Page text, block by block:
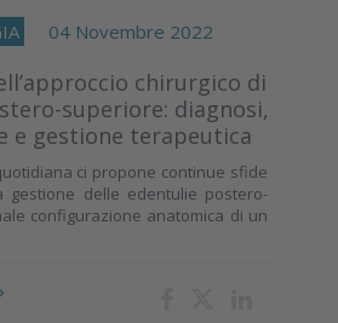
04 Novembre 2022
chirurgico di
superiore: diagnosi,
e gestione terapeutica
ci propone continue sfide
gestione delle edentulie postero-
configurazione anatomica di un